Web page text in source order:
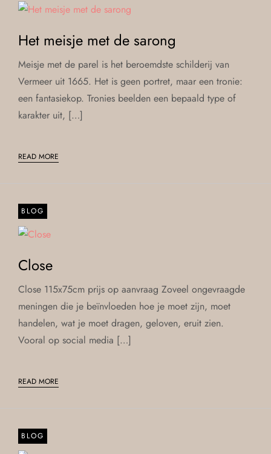
Het meisje met de sarong
Meisje met de parel is het beroemdste schilderij van
Vermeer uit 1665. Het is geen portret, maar een tronie:
een fantasiekop. Tronies beelden een bepaald type of
karakter uit, […]
READ MORE
BLOG
Close
Close 115x75cm prijs op aanvraag Zoveel ongevraagde
meningen die je beïnvloeden hoe je moet zijn, moet
handelen, wat je moet dragen, geloven, eruit zien.
Vooral op social media […]
READ MORE
BLOG